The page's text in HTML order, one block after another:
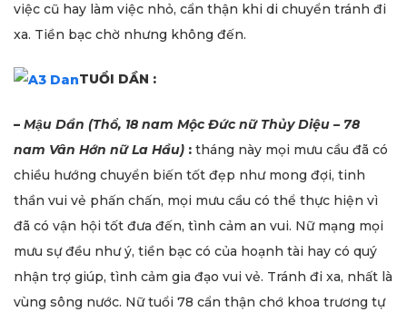
việc cũ hay làm việc nhỏ, cẩn thận khi di chuyển tránh đi
xa. Tiền bạc chờ nhưng không đến.
TUỔI DẦN :
– Mậu Dần (Thổ, 18 nam Mộc Đức nữ Thủy Diệu – 78
nam Vân Hớn nữ La Hầu) : tháng này mọi mưu cầu đã có
chiều hướng chuyển biến tốt đẹp như mong đợi, tinh
thần vui vẻ phấn chấn, mọi mưu cầu có thể thực hiện vì
đã có vận hội tốt đưa đến, tình cảm an vui. Nữ mạng mọi
mưu sự đều như ý, tiền bạc có của hoạnh tài hay có quý
nhận trợ giúp, tình cảm gia đạo vui vẻ. Tránh đi xa, nhất là
vùng sông nước. Nữ tuổi 78 cẩn thận chớ khoa trương tự